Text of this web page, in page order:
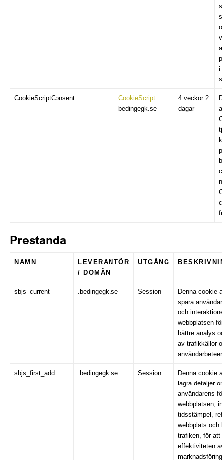
i
CookieScriptConsent
CookieScript
bedingegk.se
4 veckor 2
dagar
Prestanda
NAMN
LEVERANTÖR
/ DOMÄN
UTGÅNG
sbjs_current .bedingegk.se Session
Denna cookie
spåra
och
webbplatsen
bättre analys
av trafikkällor
sbjs_first_add .bedingegk.se Session
Denna cookie
lagra detaljer
användarens
webbplatsen,
tidsstämpel,
webbplats och
trafiken, för att
effektiviteten